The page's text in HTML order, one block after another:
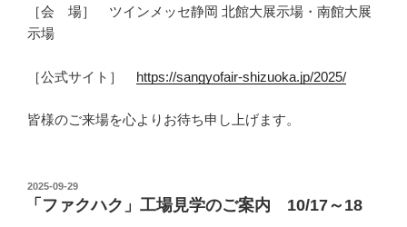
［会 場］ ツインメッセ静岡 北館大展示場・南館大展
示場
［公式サイト］ https://sangyofair-shizuoka.jp/2025/
皆様のご来場を心よりお待ち申し上げます。
投
2025-09-29
「ファクハク」工場見学のご案内 10/17～18